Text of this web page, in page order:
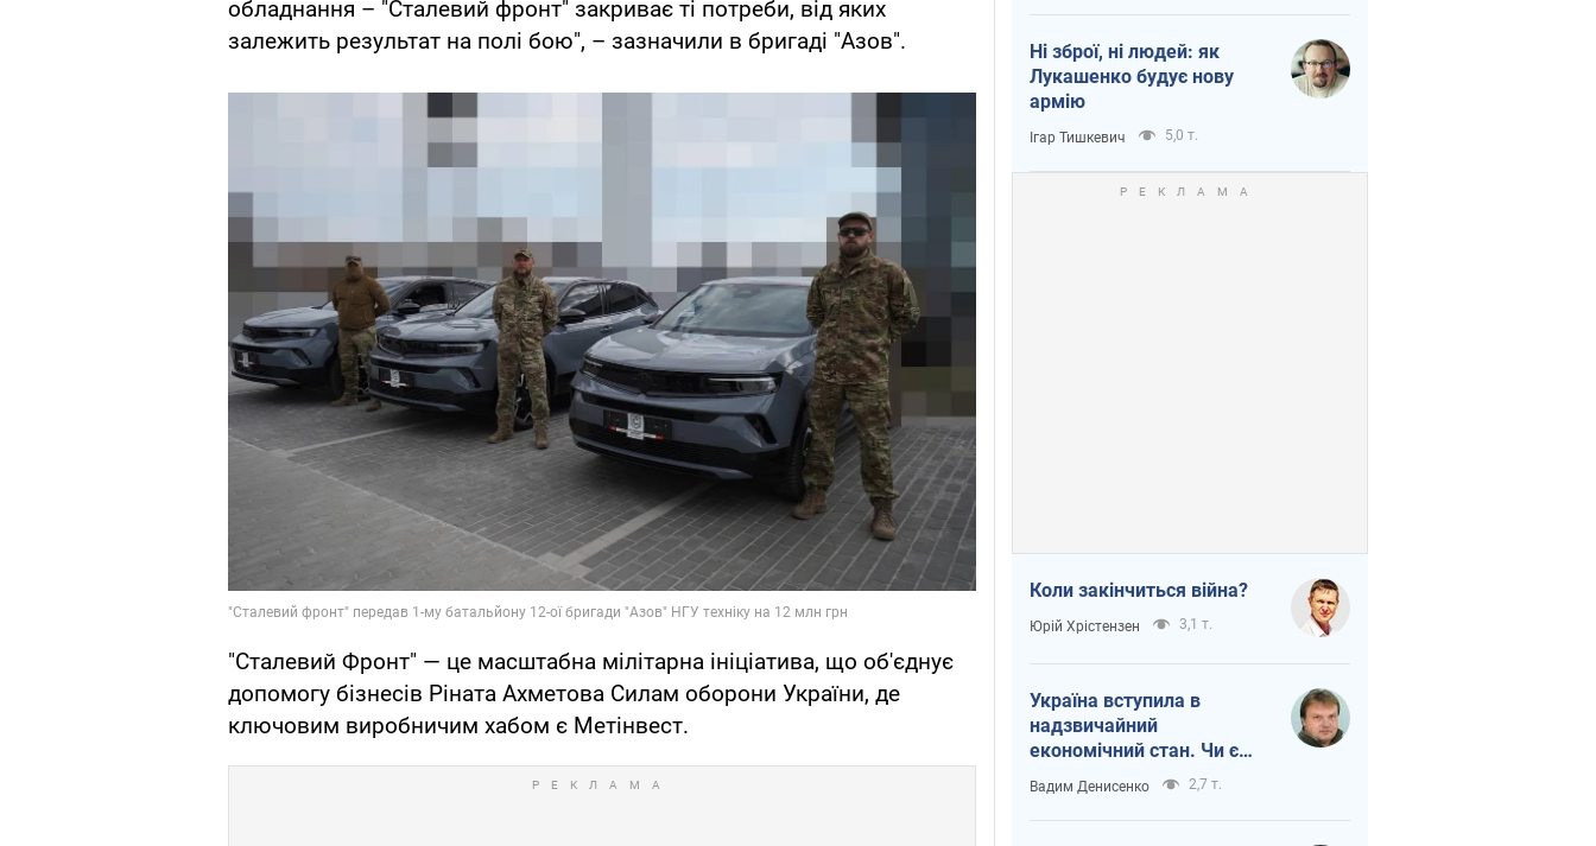
обладнання – "Сталевий фронт" закриває ті потреби, від яких
залежить результат на полі бою", – зазначили в бригаді "Азов".
"Сталевий Фронт" — це масштабна мілітарна ініціатива, що об'єднує
допомогу бізнесів Ріната Ахметова Силам оборони України, де
ключовим виробничим хабом є Метінвест.
Ні зброї, ні людей: як
Лукашенко будує нову
армію
Ігар Тишкевич 5,0 т.
Коли закінчиться війна?
Юрій Хрістензен 3,1 т.
Україна вступила в
надзвичайний
економічний стан. Чи є
світло вкінці тунелю?
Вадим Денисенко 2,7 т.